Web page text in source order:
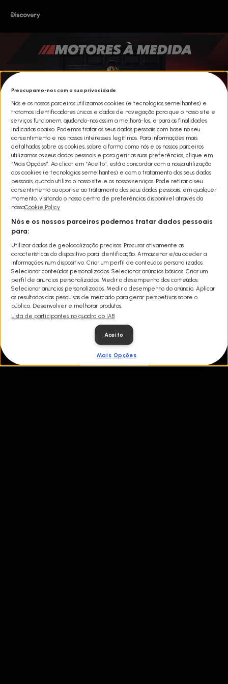
MOTORES À MEDIDA
Tommy Pike constrói automóveis desde os 13 anos de idade.
oficina de restauro na Carolina do Sul, com uma equipa de
técnicos artesãos que criam e personalizam máquinas por
medida deslumbrantes. Desde trabalhos de alto nível a projectos
mais pequenos, Tommy trabalha com cada cliente para tornar os
seus sonhos realidade.
Preocupamo-nos com a sua privacidade
Nós e os nossos parceiros utilizamos cookies (e tecnologias semelhantes) e
tratamos identificadores únicos e dados de navegação para que o nosso site e
serviços funcionem, ajudando-nos assim a melhorá-los, e para as finalidades
indicadas abaixo. Podemos tratar os seus dados pessoais com base no seu
consentimento e nos nossos interesses legítimos. Para informações mais
detalhadas sobre os cookies, sobre a forma como nós e os nossos parceiros
utilizamos os seus dados pessoais e para gerir as suas preferências, clique em
“Mais Opções”. Ao clicar em “Aceito”, está a concordar com a nossa utilização
dos cookies (e tecnologias semelhantes) e com o tratamento dos seus dados
pessoais, quando utiliza o nosso site e os nossos serviços. Pode retirar o seu
consentimento ou opor-se ao tratamento dos seus dados pessoais, em qualquer
momento, visitando o nosso centro de preferências disponível através da
nossaCookie Policy
Nós e os nossos parceiros podemos tratar dados pessoais
para:
Utilizar dados de geolocalização precisos. Procurar ativamente as
características do dispositivo para identificação. Armazenar e/ou aceder a
informações num dispositivo. Criar um perfil de conteúdos personalizados.
Selecionar conteúdos personalizados. Selecionar anúncios básicos. Criar um
perfil de anúncios personalizados. Medir o desempenho dos conteúdos.
Selecionar anúncios personalizados. Medir o desempenho do anúncio. Aplicar
os resultados das pesquisas de mercado para gerar perspetivas sobre o
público. Desenvolver e melhorar produtos.
Lista de participantes no quadro do IAB
Aceito
Mais Opções